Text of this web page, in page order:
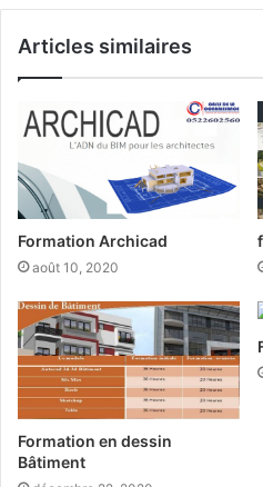
Articles similaires
Formation Archicad
août 10, 2020
Formation en dessin
Bâtiment